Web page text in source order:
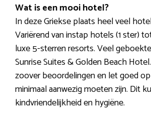
Wat is een mooi hotel?
In deze Griekse plaats heel veel
Variërend van instap hotels (1 ster)
luxe 5-sterren resorts. Veel
Sunrise Suites & Golden Beach
zoover beoordelingen en let goed
minimaal aanwezig moeten zijn. Dit
kindvriendelijkheid en hygiëne.